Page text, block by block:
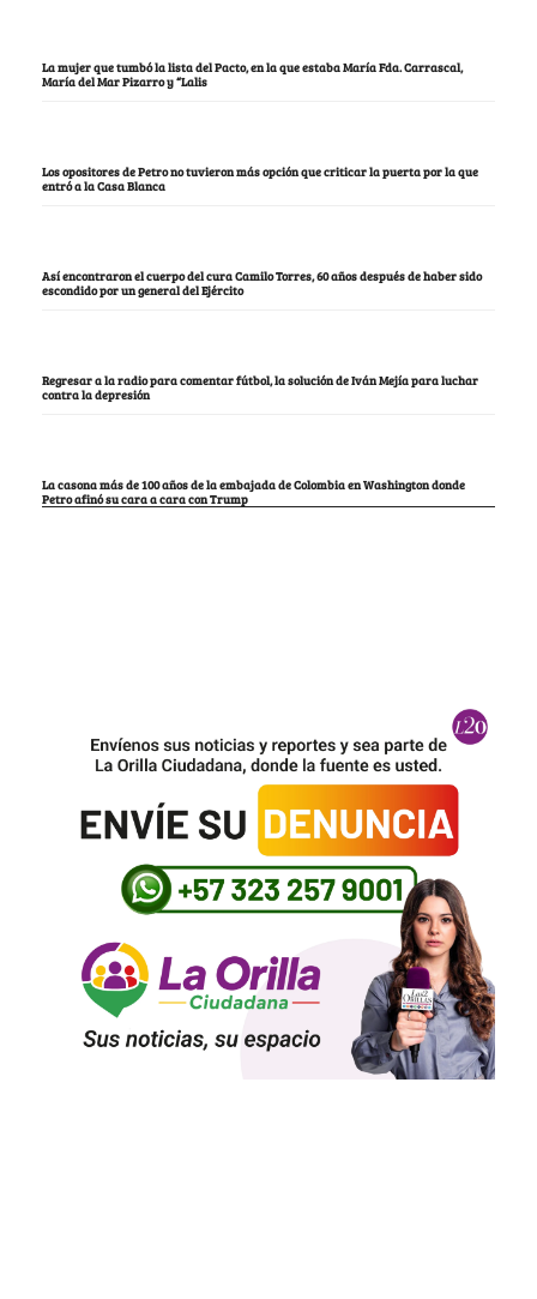
La mujer que tumbó la lista del Pacto, en la que estaba María Fda. Carrascal,
María del Mar Pizarro y “Lalis
Los opositores de Petro no tuvieron más opción que criticar la puerta por la que
entró a la Casa Blanca
Así encontraron el cuerpo del cura Camilo Torres, 60 años después de haber sido
escondido por un general del Ejército
Regresar a la radio para comentar fútbol, la solución de Iván Mejía para luchar
contra la depresión
La casona más de 100 años de la embajada de Colombia en Washington donde
Petro afinó su cara a cara con Trump